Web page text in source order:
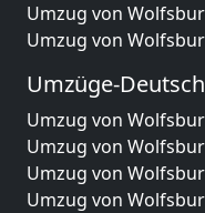
Umzug von
Umzug von
Umzüge-
Umzug von
Umzug von
Umzug von
Umzug von